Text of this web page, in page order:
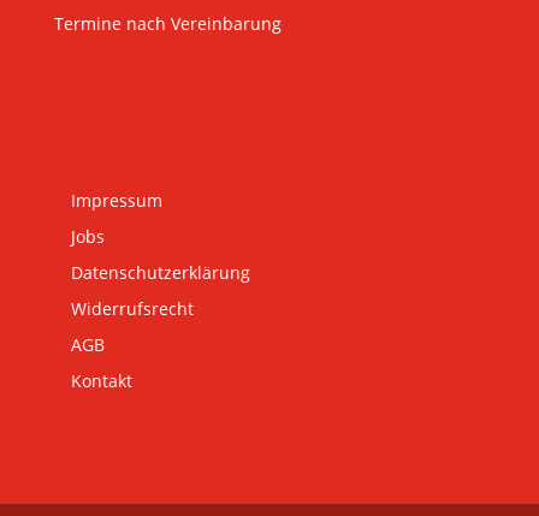
Termine nach Vereinbarung
Impressum
Jobs
Datenschutzerklärung
Widerrufsrecht
AGB
Kontakt